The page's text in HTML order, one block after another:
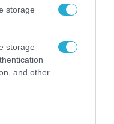
storage
storage
and other
στον πρώην